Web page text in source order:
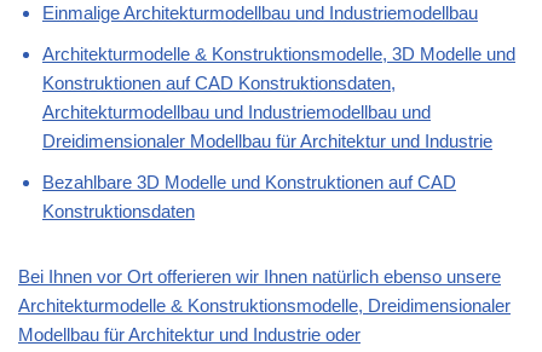
Einmalige Architekturmodellbau und Industriemodellbau
Architekturmodelle & Konstruktionsmodelle, 3D Modelle und
Konstruktionen auf CAD Konstruktionsdaten,
Architekturmodellbau und Industriemodellbau und
Dreidimensionaler Modellbau für Architektur und Industrie
Bezahlbare 3D Modelle und Konstruktionen auf CAD
Konstruktionsdaten
Bei Ihnen vor Ort offerieren wir Ihnen natürlich ebenso unsere
Architekturmodelle & Konstruktionsmodelle, Dreidimensionaler
Modellbau für Architektur und Industrie oder